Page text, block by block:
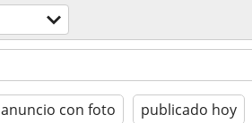
anuncio con foto publicado hoy